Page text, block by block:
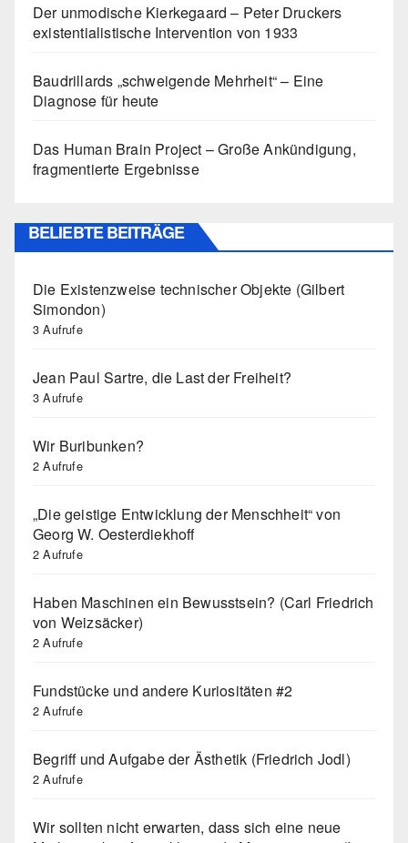
Der unmodische Kierkegaard – Peter Druckers
existentialistische Intervention von 1933
Baudrillards „schweigende Mehrheit“ – Eine
Diagnose für heute
Das Human Brain Project – Große Ankündigung,
fragmentierte Ergebnisse
BELIEBTE BEITRÄGE
Die Existenzweise technischer Objekte (Gilbert
Simondon)
3 Aufrufe
Jean Paul Sartre, die Last der Freiheit?
3 Aufrufe
Wir Buribunken?
2 Aufrufe
„Die geistige Entwicklung der Menschheit“ von
Georg W. Oesterdiekhoff
2 Aufrufe
Haben Maschinen ein Bewusstsein? (Carl Friedrich
von Weizsäcker)
2 Aufrufe
Fundstücke und andere Kuriositäten #2
2 Aufrufe
Begriff und Aufgabe der Ästhetik (Friedrich Jodl)
2 Aufrufe
Wir sollten nicht erwarten, dass sich eine neue